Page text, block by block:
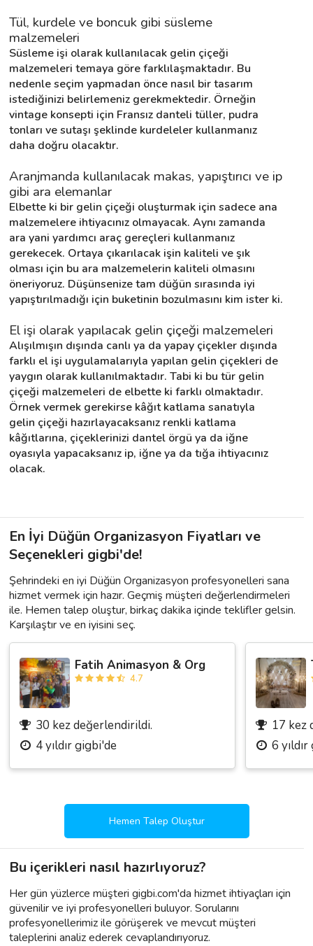
Tül, kurdele ve boncuk gibi süsleme
malzemeleri
Süsleme işi olarak kullanılacak gelin çiçeği
malzemeleri temaya göre farklılaşmaktadır. Bu
nedenle seçim yapmadan önce nasıl bir tasarım
istediğinizi belirlemeniz gerekmektedir. Örneğin
vintage konsepti için Fransız danteli tüller, pudra
tonları ve sutaşı şeklinde kurdeleler kullanmanız
daha doğru olacaktır.
Aranjmanda kullanılacak makas, yapıştırıcı ve ip
gibi ara elemanlar
Elbette ki bir gelin çiçeği oluşturmak için sadece ana
malzemelere ihtiyacınız olmayacak. Aynı zamanda
ara yani yardımcı araç gereçleri kullanmanız
gerekecek. Ortaya çıkarılacak işin kaliteli ve şık
olması için bu ara malzemelerin kaliteli olmasını
öneriyoruz. Düşünsenize tam düğün sırasında iyi
yapıştırılmadığı için buketinin bozulmasını kim ister ki.
El işi olarak yapılacak gelin çiçeği malzemeleri
Alışılmışın dışında canlı ya da yapay çiçekler dışında
farklı el işi uygulamalarıyla yapılan gelin çiçekleri de
yaygın olarak kullanılmaktadır. Tabi ki bu tür gelin
çiçeği malzemeleri de elbette ki farklı olmaktadır.
Örnek vermek gerekirse kâğıt katlama sanatıyla
gelin çiçeği hazırlayacaksanız renkli katlama
kâğıtlarına, çiçeklerinizi dantel örgü ya da iğne
oyasıyla yapacaksanız ip, iğne ya da tığa ihtiyacınız
olacak.
En İyi Düğün Organizasyon Fiyatları ve
Seçenekleri gigbi'de!
Şehrindeki en iyi Düğün Organizasyon profesyonelleri sana
hizmet vermek için hazır. Geçmiş müşteri değerlendirmeleri
ile. Hemen talep oluştur, birkaç dakika içinde teklifler gelsin.
Karşılaştır ve en iyisini seç.
Fatih Animasyon & Org
4.7
30 kez değerlendirildi.
4 yıldır gigbi'de
17 kez
6
Hemen Talep Oluştur
Bu içerikleri nasıl hazırlıyoruz?
Her gün yüzlerce müşteri gigbi.com'da hizmet ihtiyaçları için
güvenilir ve iyi profesyonelleri buluyor. Sorularını
profesyonellerimiz ile görüşerek ve mevcut müşteri
taleplerini analiz ederek cevaplandırıyoruz.